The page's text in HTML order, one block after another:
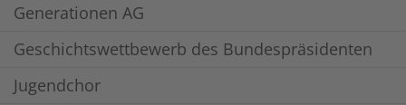
Generationen AG
Geschichtswettbewerb des Bundespräsidenten
Jugendchor